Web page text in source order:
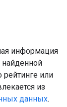
информация
или
из
данных.